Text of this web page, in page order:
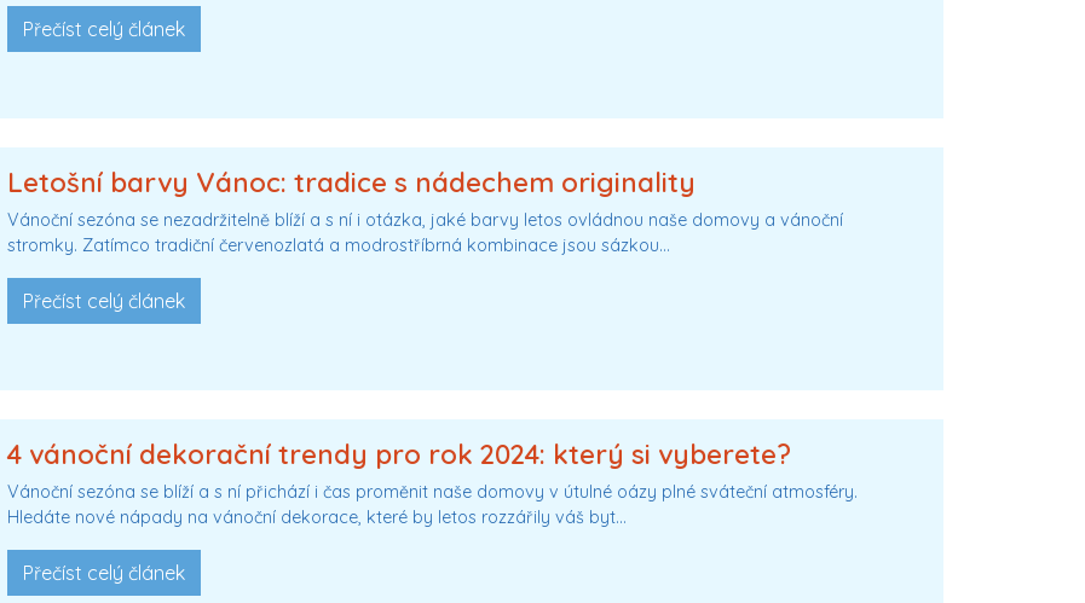
Přečíst celý článek
Letošní barvy Vánoc: tradice s nádechem originality
Vánoční sezóna se nezadržitelně blíží a s ní i otázka, jaké barvy letos ovládnou naše domovy a vánoční
stromky. Zatímco tradiční červenozlatá a modrostříbrná kombinace jsou sázkou…
Přečíst celý článek
4 vánoční dekorační trendy pro rok 2024: který si vyberete?
Vánoční sezóna se blíží a s ní přichází i čas proměnit naše domovy v útulné oázy plné sváteční atmosféry.
Hledáte nové nápady na vánoční dekorace, které by letos rozzářily váš byt…
Přečíst celý článek